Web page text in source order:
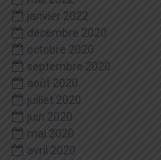
janvier 2022
décembre 2020
octobre 2020
septembre 2020
août 2020
juillet 2020
juin 2020
mai 2020
avril 2020